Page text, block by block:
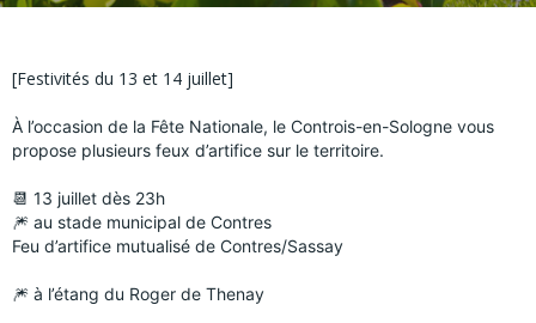
[Festivités du 13 et 14 juillet]
À l’occasion de la Fête Nationale, le Controis-en-Sologne vous
propose plusieurs feux d’artifice sur le territoire.
📆 13 juillet dès 23h
🎆 au stade municipal de Contres
Feu d’artifice mutualisé de Contres/Sassay
🎆 à l’étang du Roger de Thenay